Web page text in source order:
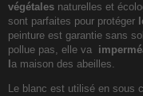
végétales naturelles et
sont parfaites pour protéger
peinture est garantie sans
pollue pas, elle va
a maison des abeilles.
Le blanc est utilisé en sous